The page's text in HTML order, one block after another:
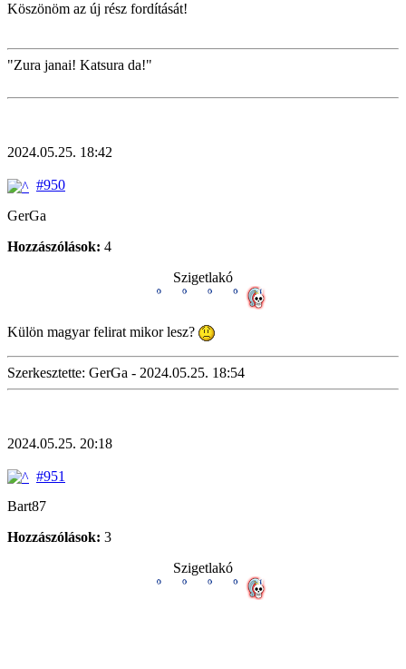
Köszönöm az új rész fordítását!
"Zura janai! Katsura da!"
2024.05.25. 18:42
#950
GerGa
Hozzászólások: 4
Szigetlakó
Külön magyar felirat mikor lesz?
Szerkesztette: GerGa - 2024.05.25. 18:54
2024.05.25. 20:18
#951
Bart87
Hozzászólások: 3
Szigetlakó